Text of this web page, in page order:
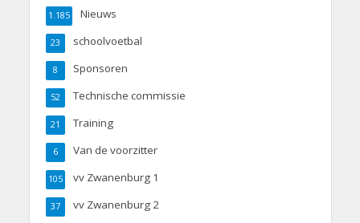
Nieuws
1.185
schoolvoetbal
23
Sponsoren
8
Technische commissie
52
Training
21
Van de voorzitter
6
vv Zwanenburg 1
105
vv Zwanenburg 2
37